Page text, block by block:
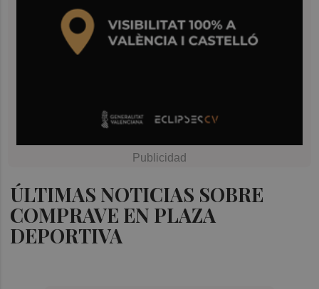
ÚLTIMAS NOTICIAS SOBRE
COMPRAVE EN PLAZA
DEPORTIVA